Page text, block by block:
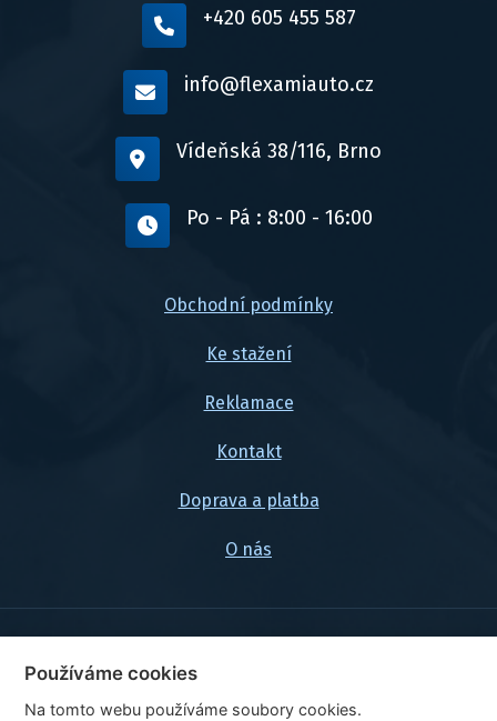
+420 605 455 587
info@flexamiauto.cz
Vídeňská 38/116, Brno
Po - Pá : 8:00 - 16:00
Obchodní podmínky
Ke stažení
Reklamace
Kontakt
Doprava a platba
O nás
© 2026, FlexaMi Auto s.r.o.
Ceny jsou uvedeny vč. DPH
Používáme cookies
Na tomto webu používáme soubory cookies.